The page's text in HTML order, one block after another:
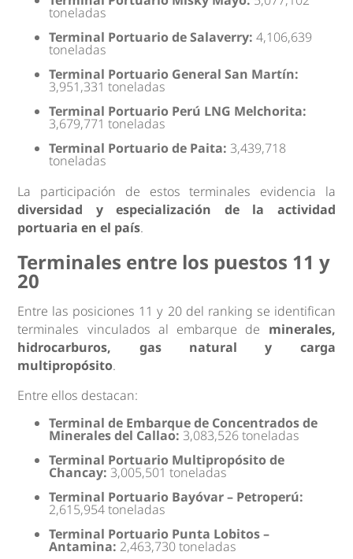
toneladas
Terminal Portuario de Salaverry: 4,106,639
toneladas
Terminal Portuario General San Martín:
3,951,331 toneladas
Terminal Portuario Perú LNG Melchorita:
3,679,771 toneladas
Terminal Portuario de Paita: 3,439,718
toneladas
La participación de estos terminales evidencia la
diversidad y especialización de la actividad
portuaria en el país.
Terminales entre los puestos 11 y
20
Entre las posiciones 11 y 20 del ranking se identifican
terminales vinculados al embarque de minerales,
hidrocarburos, gas natural y carga
multipropósito.
Entre ellos destacan:
Terminal de Embarque de Concentrados de
Minerales del Callao: 3,083,526 toneladas
Terminal Portuario Multipropósito de
Chancay: 3,005,501 toneladas
Terminal Portuario Bayóvar – Petroperú:
2,615,954 toneladas
Terminal Portuario Punta Lobitos –
Antamina: 2,463,730 toneladas